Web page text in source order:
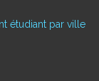
étudiant par ville